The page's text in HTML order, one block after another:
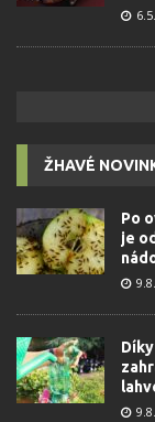
ŽHAVÉ
Po
je